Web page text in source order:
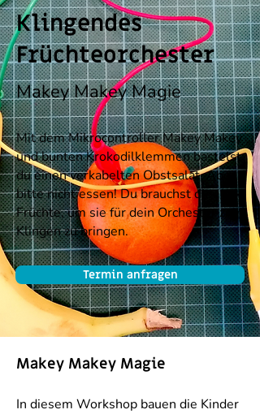
Klingendes
Früchteorchester
Makey Makey Magie
Mit dem Mikrocontroller Makey Makey
und bunten Krokodilklemmen bastelst
du einen verkabelten Obstsalat. Aber
bitte nicht essen! Du brauchst die
Früchte, um sie für dein Orchester zum
Klingen zu bringen.
Termin anfragen
Makey Makey Magie
In diesem Workshop bauen die Kinder